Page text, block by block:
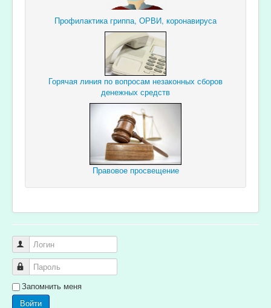
Профилактика гриппа, ОРВИ, коронавируса
Горячая линия по вопросам незаконных сборов
денежных средств
Правовое просвещение
Логин
Пароль
Запомнить меня
Войти